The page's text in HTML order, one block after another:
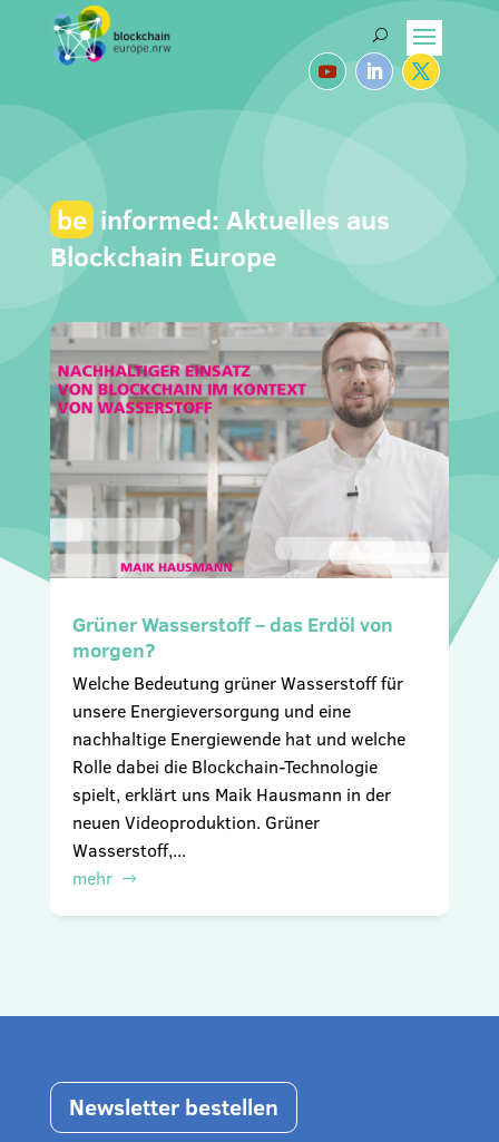
be informed: Aktuelles aus
Blockchain Europe
Grüner Wasserstoff – das Erdöl von
morgen?
Welche Bedeutung grüner Wasserstoff für
unsere Energieversorgung und eine
nachhaltige Energiewende hat und welche
Rolle dabei die Blockchain-Technologie
spielt, erklärt uns Maik Hausmann in der
neuen Videoproduktion. Grüner
Wasserstoff,...
mehr
Newsletter bestellen